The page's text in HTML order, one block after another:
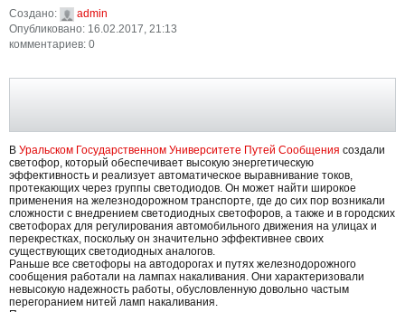
Создано:
admin
Опубликовано: 16.02.2017, 21:13
комментариев: 0
В Уральском Государственном Университете Путей Сообщения создали
светофор, который обеспечивает высокую энергетическую
эффективность и реализует автоматическое выравнивание токов,
протекающих через группы светодиодов. Он может найти широкое
применения на железнодорожном транспорте, где до сих пор возникали
сложности с внедрением светодиодных светофоров, а также и в городских
светофорах для регулирования автомобильного движения на улицах и
перекрестках, поскольку он значительно эффективнее своих
существующих светодиодных аналогов.
Раньше все светофоры на автодорогах и путях железнодорожного
сообщения работали на лампах накаливания. Они характеризовали
невысокую надежность работы, обусловленную довольно частым
перегоранием нитей ламп накаливания.